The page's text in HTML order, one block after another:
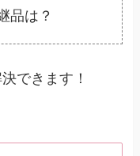
品は？
できます！